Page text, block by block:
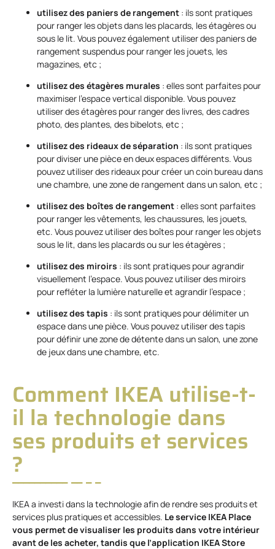
utilisez des paniers de rangement : ils sont pratiques
pour ranger les objets dans les placards, les étagères ou
sous le lit. Vous pouvez également utiliser des paniers de
rangement suspendus pour ranger les jouets, les
magazines, etc ;
utilisez des étagères murales : elles sont parfaites pour
maximiser l’espace vertical disponible. Vous pouvez
utiliser des étagères pour ranger des livres, des cadres
photo, des plantes, des bibelots, etc ;
utilisez des rideaux de séparation : ils sont pratiques
pour diviser une pièce en deux espaces différents. Vous
pouvez utiliser des rideaux pour créer un coin bureau dans
une chambre, une zone de rangement dans un salon, etc ;
utilisez des boîtes de rangement : elles sont parfaites
pour ranger les vêtements, les chaussures, les jouets,
etc. Vous pouvez utiliser des boîtes pour ranger les objets
sous le lit, dans les placards ou sur les étagères ;
utilisez des miroirs : ils sont pratiques pour agrandir
visuellement l’espace. Vous pouvez utiliser des miroirs
pour refléter la lumière naturelle et agrandir l’espace ;
utilisez des tapis : ils sont pratiques pour délimiter un
espace dans une pièce. Vous pouvez utiliser des tapis
pour définir une zone de détente dans un salon, une zone
de jeux dans une chambre, etc.
Comment IKEA utilise-t-
il la technologie dans
ses produits et services
?
IKEA a investi dans la technologie afin de rendre ses produits et
services plus pratiques et accessibles. Le service IKEA Place
vous permet de visualiser les produits dans votre intérieur
avant de les acheter, tandis que l’application IKEA Store